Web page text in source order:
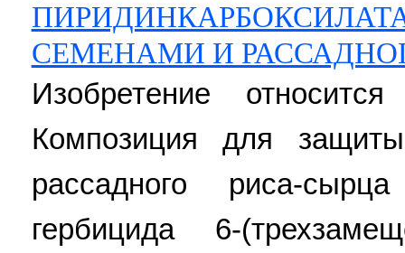
СЕМЕНАМИ И
Изобретение
Композиция для
рассадного риса-
гербицида 6-